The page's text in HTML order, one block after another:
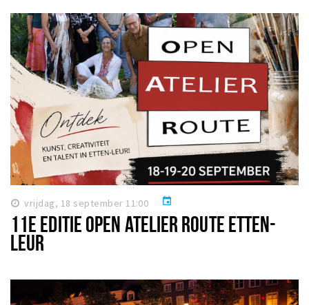
vrijdag, 18 september 11:00 event
11E EDITIE OPEN ATELIER ROUTE ETTEN-
LEUR